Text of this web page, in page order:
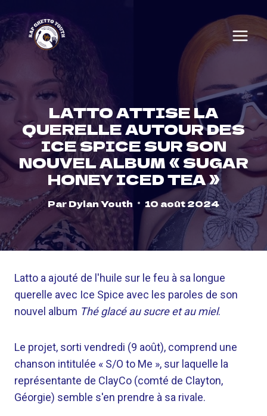
to
content
LATTO ATTISE LA
QUERELLE AUTOUR DES
ICE SPICE SUR SON
NOUVEL ALBUM « SUGAR
HONEY ICED TEA »
ParDylan Youth 10 août 2024
Latto a ajouté de l'huile sur le feu à sa longue
querelle avec Ice Spice avec les paroles de son
nouvel album Thé glacé au sucre et au miel.
Le projet, sorti vendredi (9 août), comprend une
chanson intitulée « S/O to Me », sur laquelle la
représentante de ClayCo (comté de Clayton,
Géorgie) semble s'en prendre à sa rivale.